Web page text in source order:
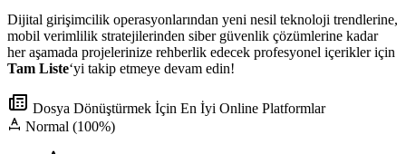
Dijital girişimcilik operasyonlarından yeni nesil teknoloji trendlerine,
mobil verimlilik stratejilerinden siber güvenlik çözümlerine kadar
her aşamada projelerinize rehberlik edecek profesyonel içerikler için
Tam Liste‘yi takip etmeye devam edin!
Dosya Dönüştürmek İçin En İyi Online Platformlar
Normal (100%)